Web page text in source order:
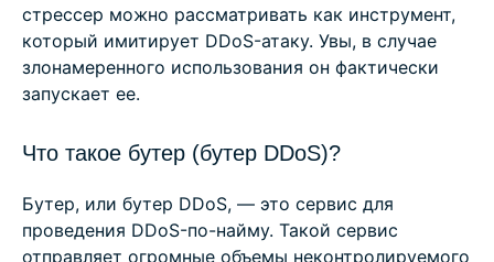
стрессер можно рассматривать как инструмент,
который имитирует DDoS-атаку. Увы, в случае
злонамеренного использования он фактически
запускает ее.
Что такое бутер (бутер DDoS)?
Бутер, или бутер DDoS, — это сервис для
проведения DDoS-по-найму. Такой сервис
отправляет огромные объемы неконтролируемого